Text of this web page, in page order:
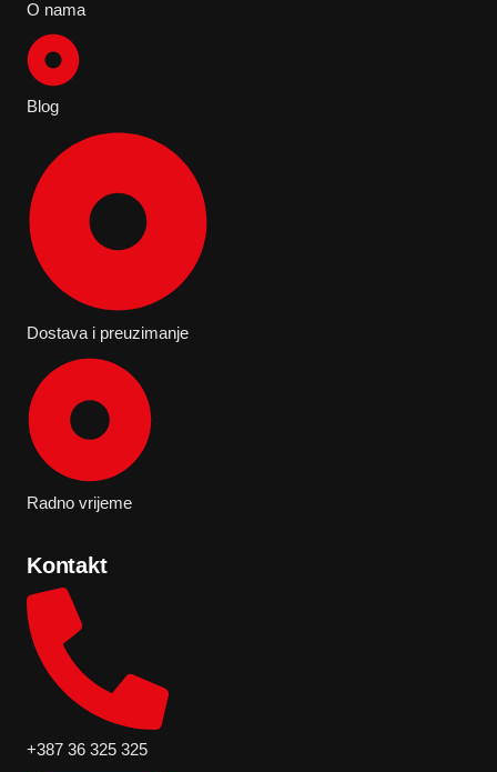
O nama
Blog
Dostava i preuzimanje
Radno vrijeme
Kontakt
+387 36 325 325